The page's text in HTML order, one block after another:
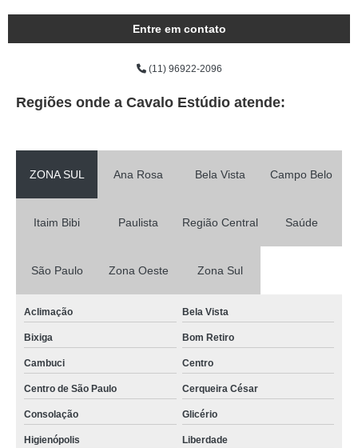
Entre em contato
(11) 96922-2096
Regiões onde a Cavalo Estúdio atende:
ZONA SUL Ana Rosa Bela Vista Campo Belo
Itaim Bibi Paulista Região Central Saúde
São Paulo Zona Oeste Zona Sul
Aclimação Bela Vista
Bixiga Bom Retiro
Cambuci Centro
Centro de São Paulo Cerqueira César
Consolação Glicério
Higienópolis Liberdade